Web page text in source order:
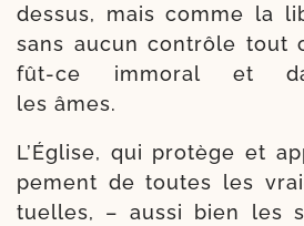
dessus, mais comme la
sans aucun contrôle tout
fût-​ce immo­ral et
les âmes.
L’Église, qui pro­tège et
pe­ment de toutes les
tuelles, – aus­si bien les